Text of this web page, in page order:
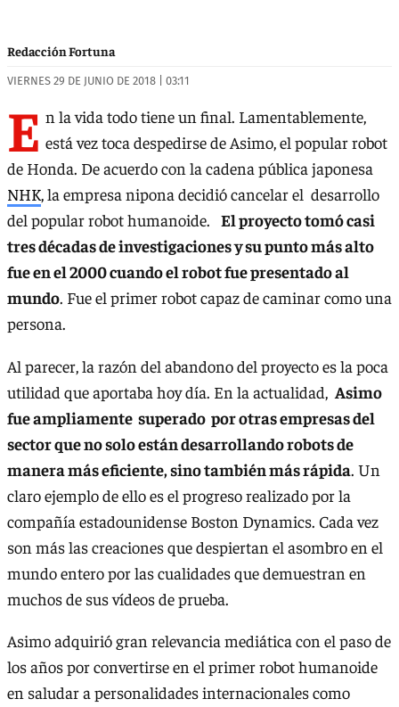
Redacción Fortuna
VIERNES 29 DE JUNIO DE 2018 | 03:11
E n la vida todo tiene un final. Lamentablemente,
está vez toca despedirse de Asimo, el popular robot
de Honda. De acuerdo con la cadena pública japonesa
NHK, la empresa nipona decidió cancelar el desarrollo
del popular robot humanoide. El proyecto tomó casi
tres décadas de investigaciones y su punto más alto
fue en el 2000 cuando el robot fue presentado al
mundo. Fue el primer robot capaz de caminar como una
persona.
Al parecer, la razón del abandono del proyecto es la poca
utilidad que aportaba hoy día. En la actualidad, Asimo
fue ampliamente superado por otras empresas del
sector que no solo están desarrollando robots de
manera más eficiente, sino también más rápida. Un
claro ejemplo de ello es el progreso realizado por la
compañía estadounidense Boston Dynamics. Cada vez
son más las creaciones que despiertan el asombro en el
mundo entero por las cualidades que demuestran en
muchos de sus vídeos de prueba.
Asimo adquirió gran relevancia mediática con el paso de
los años por convertirse en el primer robot humanoide
en saludar a personalidades internacionales como